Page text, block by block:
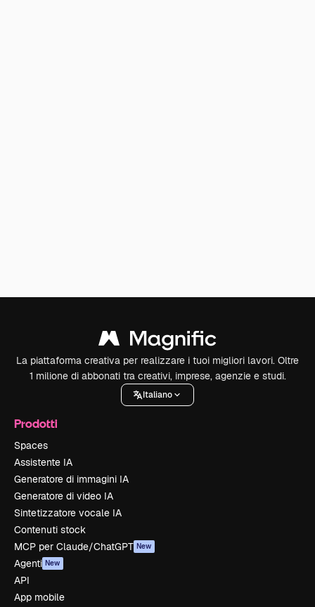
La piattaforma creativa per realizzare i tuoi migliori lavori. Oltre
1 milione di abbonati tra creativi, imprese, agenzie e studi.
Italiano
Prodotti
Spaces
Assistente IA
Generatore di immagini IA
Generatore di video IA
Sintetizzatore vocale IA
Contenuti stock
MCP per Claude/ChatGPT New
Agenti New
API
App mobile